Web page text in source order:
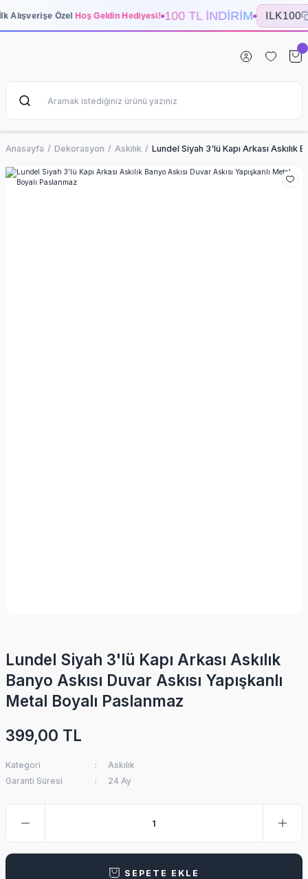
Alışverişe Özel Hoş Geldin Hediyesi! 100 TL İNDİRİM ILK100
Anasayfa Dekorasyon Askılık Lundel Siyah 3'lü Kapı Arkası Askılık
Lundel Siyah 3'lü Kapı Arkası Askılık
Banyo Askısı Duvar Askısı Yapışkanlı
Metal Boyalı Paslanmaz
399,00 TL
Kategori
Askılık
Garanti Süresi
24 Ay
SEPETE EKLE